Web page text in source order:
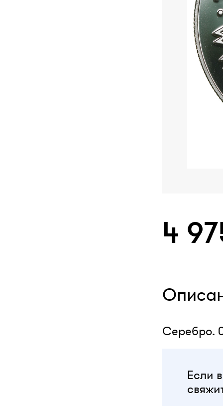
4
Серебро.
Если